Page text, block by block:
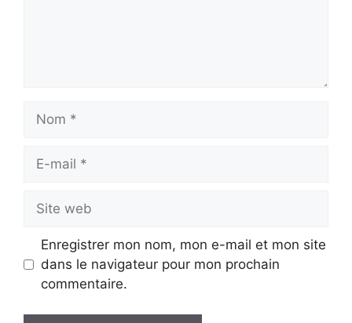
Nom
Site
web
Enregistrer mon nom, mon e-mail et mon site
dans le navigateur pour mon prochain
commentaire.